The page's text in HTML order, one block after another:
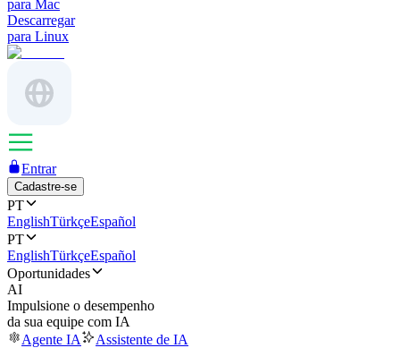
para Mac
Descarregar
para Linux
Entrar
Cadastre-se
PT
EnglishTürkçeEspañol
PT
EnglishTürkçeEspañol
Oportunidades
AI
Impulsione o desempenho
da sua equipe com IA
Agente IA
Assistente de IA